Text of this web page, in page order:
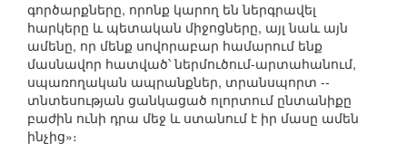
գործարքները, որոնք կարող են ներգրավել
հարկերը և պետական միջոցները, այլ նաև այն
ամենը, որ մենք սովորաբար համարում ենք
մասնավոր հատված՝ ներմուծում-արտահանում,
սպառողական ապրանքներ, տրանսպորտ --
տնտեսության ցանկացած ոլորտում ընտանիքը
բաժին ունի դրա մեջ և ստանում է իր մասը ամեն
ինչից»։